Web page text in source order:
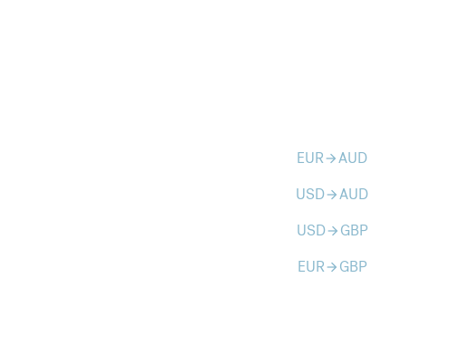
EURarrow_forwardAUD
USDarrow_forwardAUD
USDarrow_forward GBP
EURarrow_forward GBP